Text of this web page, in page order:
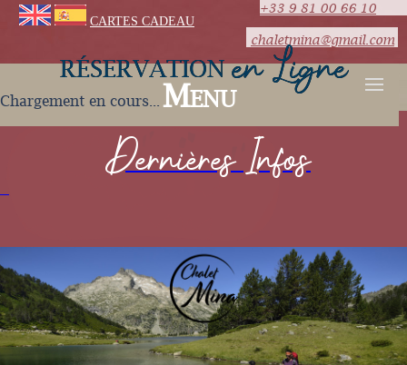
CARTES CADEAU
+33 9 81 00 66 10
chaletmina@gmail.com
Menu
Dernières Infos
RÉSERVATIONen Ligne
Chargement en cours...